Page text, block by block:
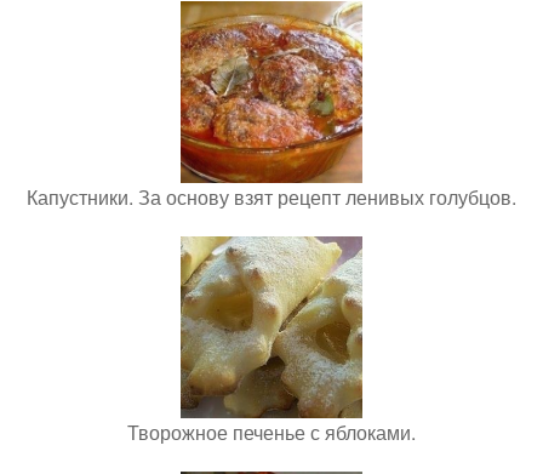
Капустники. За основу взят рецепт ленивых голубцов.
Творожное печенье с яблоками.